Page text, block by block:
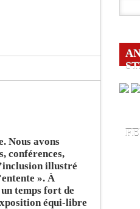
Nous avons
conférences,
illustré
». À
temps fort de
équi-libre